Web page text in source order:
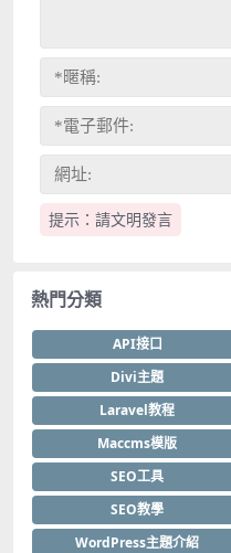
提示：請文明發言
熱門分類
API接口
Divi主題
Laravel教程
Maccms模版
SEO工具
SEO教學
WordPress主題介紹